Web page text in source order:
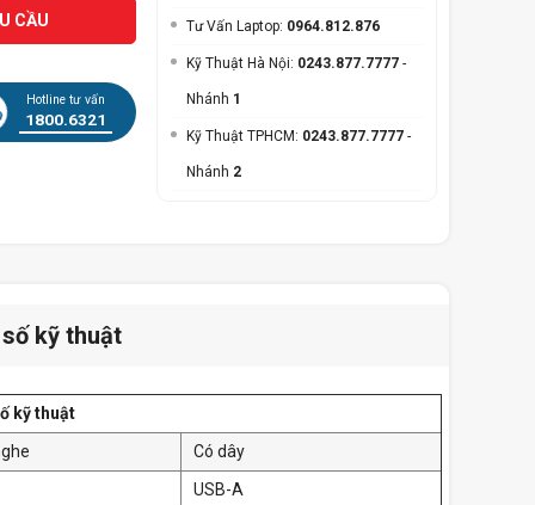
CẦU
Hotline tư vấn
1800.6321
Tư Vấn Laptop: 0964.812.876
Kỹ Thuật Hà Nội: 0243.877.7777 -
Nhánh 1
Kỹ Thuật TPHCM: 0243.877.7777 -
Nhánh 2
kỹ thuật
kỹ thuật
Có dây
USB-A